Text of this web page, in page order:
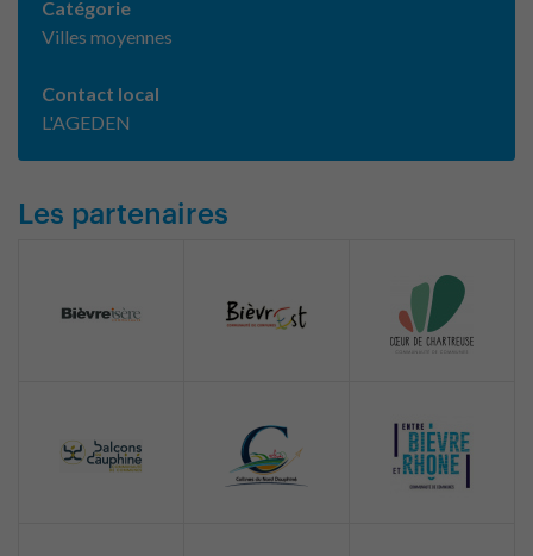
Catégorie
Villes moyennes
Contact local
L'AGEDEN
Les partenaires